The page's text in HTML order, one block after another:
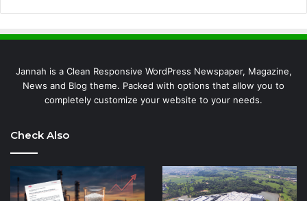
Jannah is a Clean Responsive WordPress Newspaper, Magazine,
News and Blog theme. Packed with options that allow you to
completely customize your website to your needs.
Check Also